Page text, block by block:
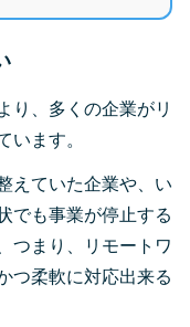
り、多くの企業がリ
います。
えていた企業や、い
でも事業が停止する
つまり、リモートワ
つ柔軟に対応出来る